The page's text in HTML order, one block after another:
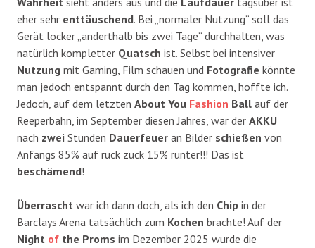
eher sehr enttäuschend. Bei „normaler Nutzung“ soll das
Gerät locker „anderthalb bis zwei Tage“ durchhalten, was
natürlich kompletter Quatsch ist. Selbst bei intensiver
Nutzung mit Gaming, Film schauen und Fotografie könnte
man jedoch entspannt durch den Tag kommen, hoffte ich.
Jedoch, auf dem letzten About You Fashion Ball auf der
Reeperbahn, im September diesen Jahres, war der AKKU
nach zwei Stunden Dauerfeuer an Bilder schießen von
Anfangs 85% auf ruck zuck 15% runter!!! Das ist
beschämend!
Überrascht war ich dann doch, als ich den Chip in der
Barclays Arena tatsächlich zum Kochen brachte! Auf der
Night of the Proms im Dezember 2025 wurde die